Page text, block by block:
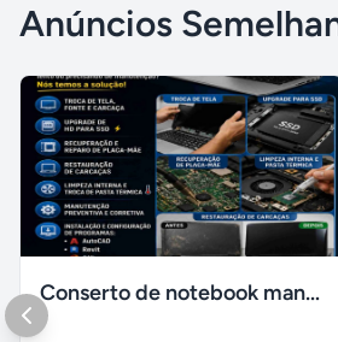
Anúncios
Conserto de notebook manutenção e prevenção